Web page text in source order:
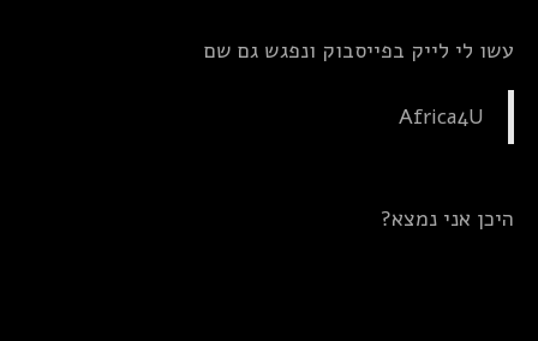
עשו לי לייק בפייסבוק ונפגש גם שם
Africa4U
היכן אני נמצא?